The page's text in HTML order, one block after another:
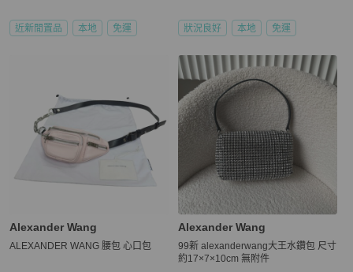
近新閒置品 本地 免運 狀況良好 本地 免運
Alexander Wang
ALEXANDER WANG 腰包 心口包
Alexander Wang
99新 alexanderwang大王水鑽包 尺寸
約17×7×10cm 無附件